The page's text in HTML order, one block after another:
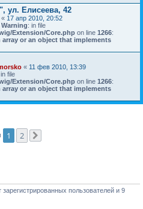
ул. Елисеева, 42
« 17 апр 2010, 20:52
: in file
Extension/Core.php on line 1266:
or an object that implements
« 11 фев 2010, 13:39
in file
Extension/Core.php on line 1266:
or an object that implements
1 2
пользователей и 9